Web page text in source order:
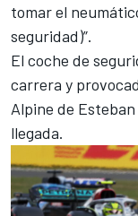
tomar el
seguridad)”.
El coche de
carrera y
Alpine de
llegada.